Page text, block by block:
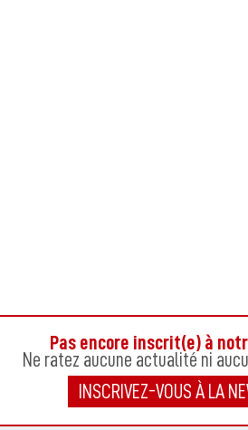
Pas encore inscrit(e) à
Ne ratez aucune actualité ni
INSCRIVEZ-VOUS À LA